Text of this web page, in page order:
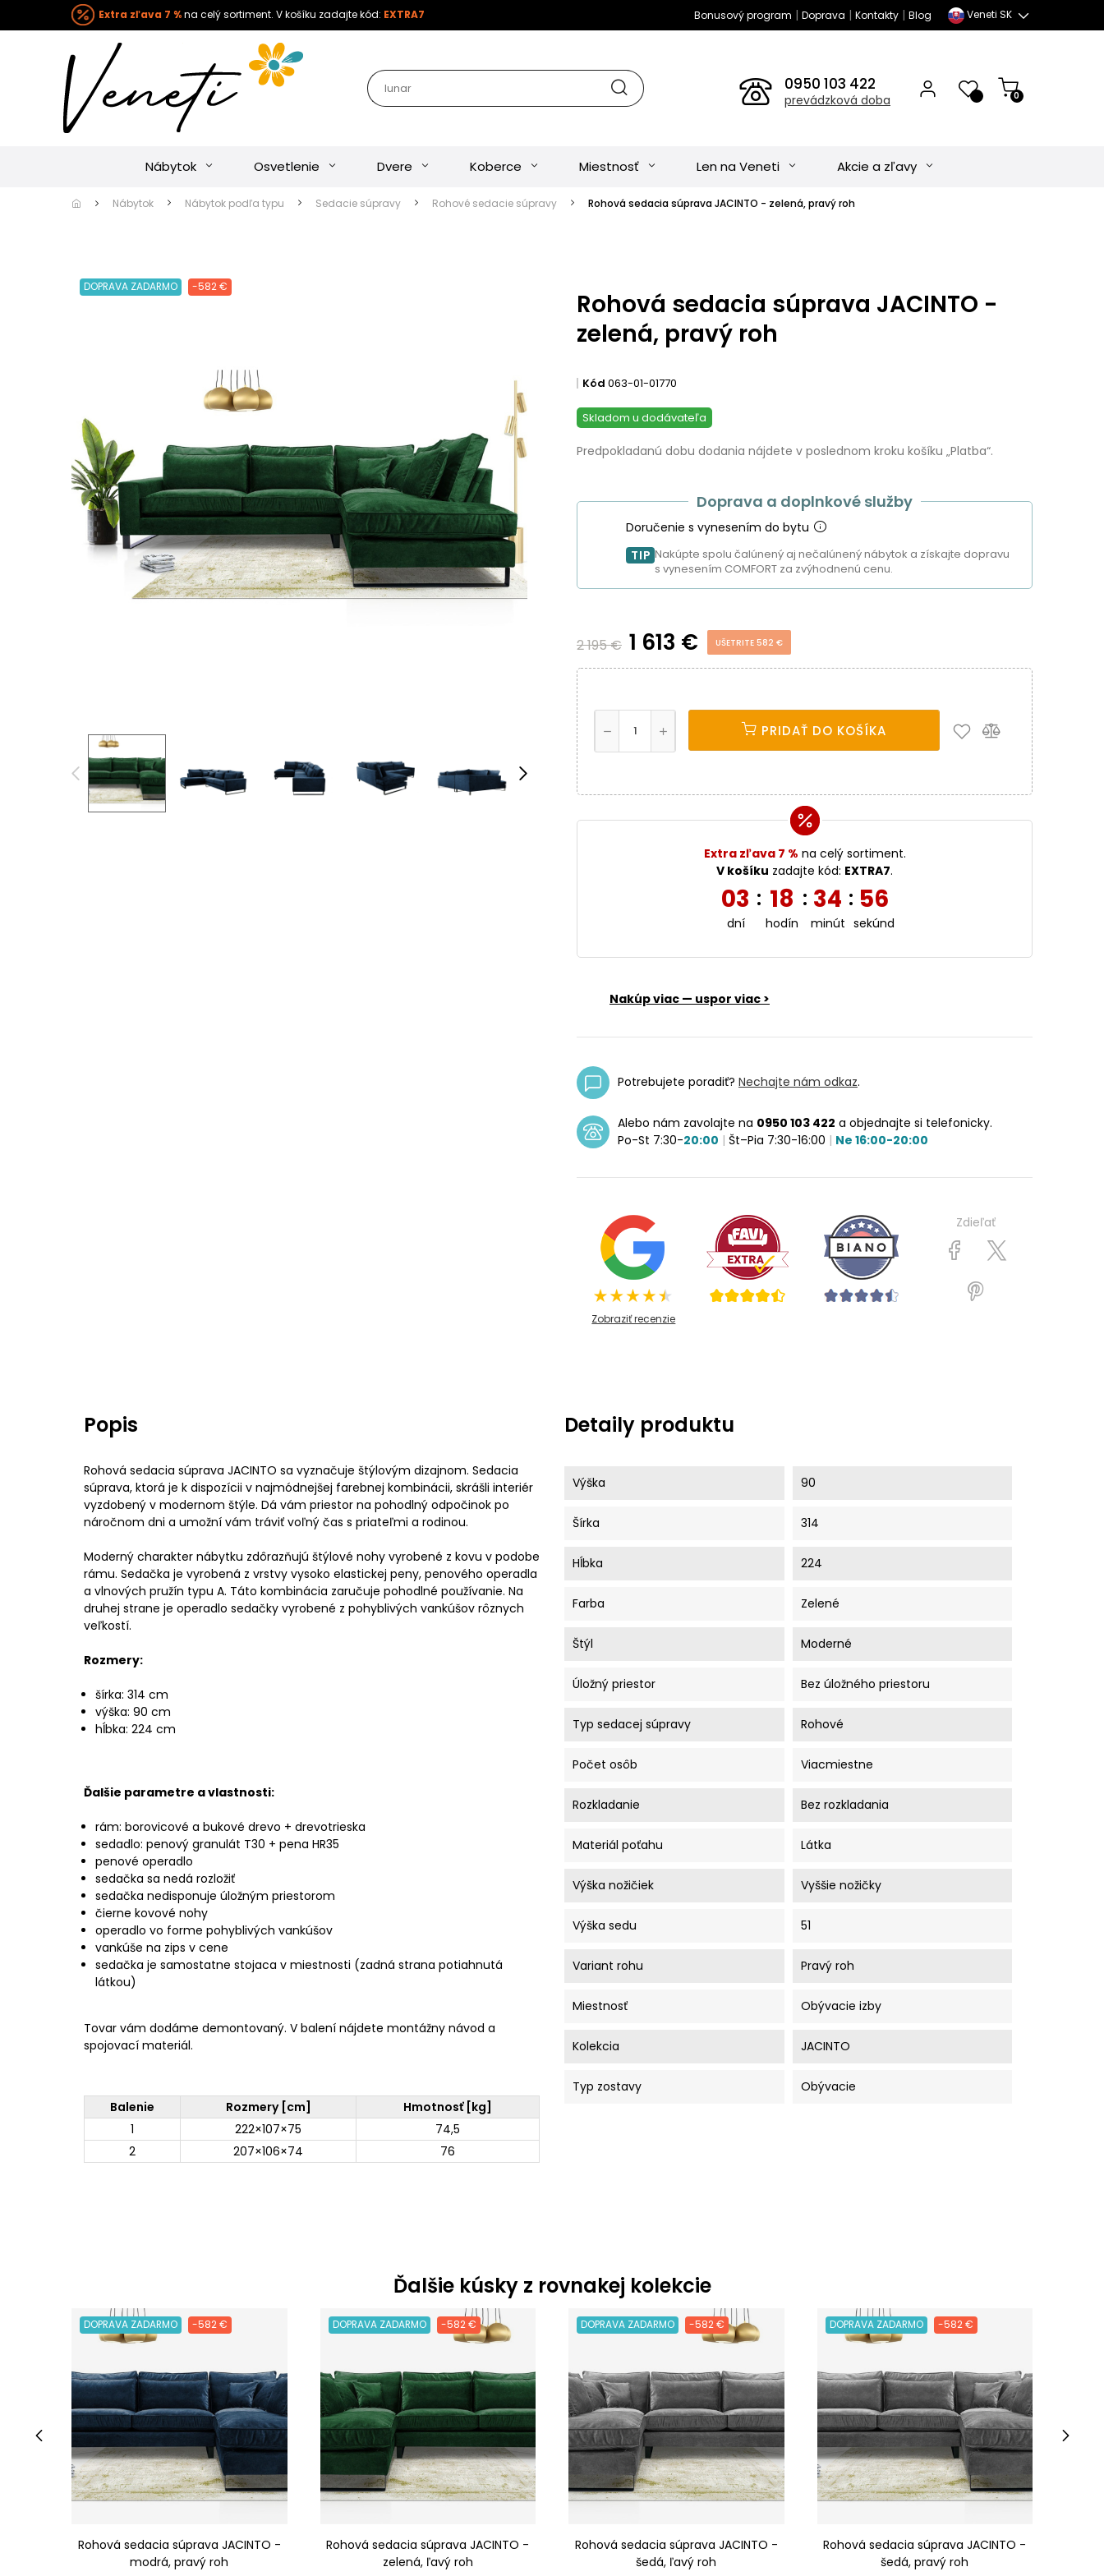
Extra zľava 7 %na celý sortiment. V košíku zadajte kód: EXTRA7 Bonusový program | Doprava | Kontakty| Blog Veneti SK
0950 103 422
prevádzková doba 0
Nábytok Osvetlenie Dvere Koberce Miestnosť Len na Veneti Akcie a zľavy
Nábytok Nábytok podľa typu Sedacie súpravy Rohové sedacie súpravy Rohová sedacia súprava JACINTO - zelená, pravý roh
DOPRAVA ZADARMO -582 €
Rohová sedacia súprava JACINTO -
zelená, pravý roh
Kód 063-01-01770
Skladom u dodávateľa
Predpokladanú dobu dodania nájdete v poslednom kroku košíku „Platba“.
Doprava a doplnkové služby
Doručenie s vynesením do bytu
TIP Nakúpte spolu čalúnený aj nečalúnený nábytok a získajte dopravu
s vynesením COMFORT za zvýhodnenú cenu.
2 195 € 1 613 € UŠETRITE 582 €
PRIDAŤ DO KOŠÍKA
Extra zľava 7 % na celý sortiment.
V košíku zadajte kód: EXTRA7.
03
dní
: 18
hodín
: 34
minút
: 55
sekúnd
Nakúp viac — uspor viac >
Potrebujete poradiť? Nechajte nám odkaz.
Alebo nám zavolajte na 0950 103 422 a objednajte si telefonicky.
Po-St 7:30-20:00 | Št–Pia 7:30-16:00 | Ne 16:00-20:00
Zobraziť recenzie
Zdieľať
Popis
Rohová sedacia súprava JACINTO sa vyznačuje štýlovým dizajnom. Sedacia
súprava, ktorá je k dispozícii v najmódnejšej farebnej kombinácii, skrášli interiér
vyzdobený v modernom štýle. Dá vám priestor na pohodlný odpočinok po
náročnom dni a umožní vám tráviť voľný čas s priateľmi a rodinou.
Moderný charakter nábytku zdôrazňujú štýlové nohy vyrobené z kovu v podobe
rámu. Sedačka je vyrobená z vrstvy vysoko elastickej peny, penového operadla
a vlnových pružín typu A. Táto kombinácia zaručuje pohodlné používanie. Na
druhej strane je operadlo sedačky vyrobené z pohyblivých vankúšov rôznych
veľkostí.
Rozmery:
šírka: 314 cm
výška: 90 cm
hĺbka: 224 cm
Ďalšie parametre a vlastnosti:
rám: borovicové a bukové drevo + drevotrieska
sedadlo: penový granulát T30 + pena HR35
penové operadlo
sedačka sa nedá rozložiť
sedačka nedisponuje úložným priestorom
čierne kovové nohy
operadlo vo forme pohyblivých vankúšov
vankúše na zips v cene
sedačka je samostatne stojaca v miestnosti (zadná strana potiahnutá
látkou)
Tovar vám dodáme demontovaný. V balení nájdete montážny návod a
spojovací materiál.
Balenie Rozmery [cm]
Hmotnosť [kg]
1
222×107×75
74,5
2
207×106×74 76
Detaily produktu
Výška 90
Šírka 314
Hĺbka 224
Farba Zelené
Štýl Moderné
Úložný priestor Bez úložného priestoru
Typ sedacej súpravy Rohové
Počet osôb Viacmiestne
Rozkladanie Bez rozkladania
Materiál poťahu Látka
Výška nožičiek Vyššie nožičky
Výška sedu 51
Variant rohu Pravý roh
Miestnosť Obývacie izby
Kolekcia JACINTO
Typ zostavy Obývacie
Ďalšie kúsky z rovnakej kolekcie
DOPRAVA ZADARMO -582 €
Rohová sedacia súprava JACINTO -
modrá, pravý roh
DOPRAVA ZADARMO -582 €
Rohová sedacia súprava JACINTO -
zelená, ľavý roh
DOPRAVA ZADARMO -582 €
Rohová sedacia súprava JACINTO -
šedá, ľavý roh
DOPRAVA ZADARMO -582 €
Rohová sedacia súprava JACINTO -
šedá, pravý roh